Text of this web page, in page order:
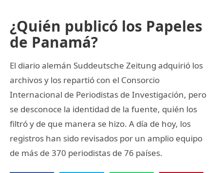
¿Quién publicó los Papeles
de Panamá?
El diario alemán Suddeutsche Zeitung adquirió los
archivos y los repartió con el Consorcio
Internacional de Periodistas de Investigación, pero
se desconoce la identidad de la fuente, quién los
filtró y de que manera se hizo. A día de hoy, los
registros han sido revisados por un amplio equipo
de más de 370 periodistas de 76 países.